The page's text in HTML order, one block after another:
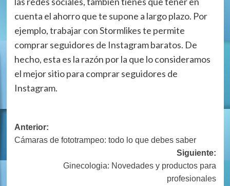
cuenta el ahorro que te supone a largo plazo. Por
ejemplo, trabajar con Stormlikes te permite
comprar seguidores de Instagram baratos. De
hecho, esta es la razón por la que lo consideramos
el mejor sitio para comprar seguidores de
Instagram.
Navegación
de
entradas
Anterior:
Cámaras de fototrampeo: todo lo que debes saber
Siguiente:
Ginecologia: Novedades y productos para
profesionales